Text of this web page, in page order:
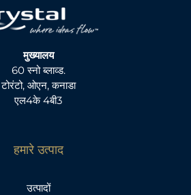
मुख्यालय
60 स्नो ब्लाव्ड.
टोरंटो, ओएन, कनाडा
एल4के 4बी3
हमारे उत्पाद
उत्पादों